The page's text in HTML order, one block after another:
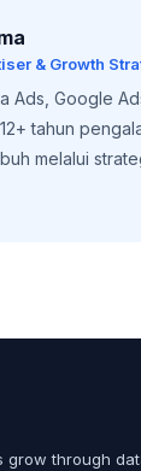
& Growth
Ads, Google
tahun
melalui
grow through